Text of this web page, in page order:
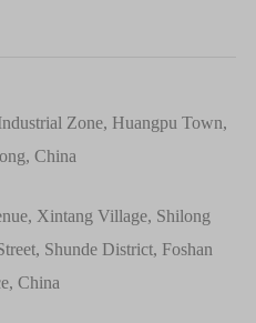
Zone, Huangpu Town,
China
Xintang Village, Shilong
Shunde District, Foshan
China